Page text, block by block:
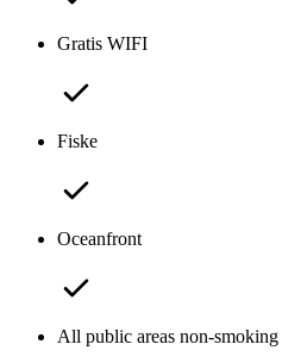
Gratis WIFI
Fiske
Oceanfront
All public areas non-smoking